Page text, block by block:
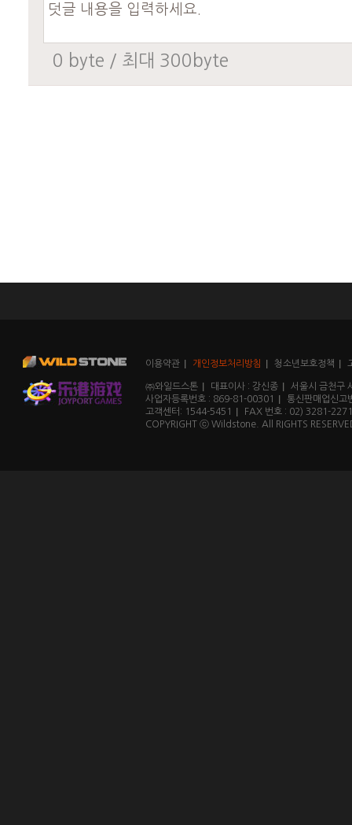
0 byte / 최대 300byte
이용약관 개인정보처리방침 청소년보호정책
㈜와일드스톤 대표이사 : 강신종
서울시 금천구
사업자등록번호 : 869-81-00301
통신판매업신고
고객센터: 1544-5451
FAX 번호 : 02) 3281-2271
COPYRIGHT ⓒ Wildstone. All RIGHTS